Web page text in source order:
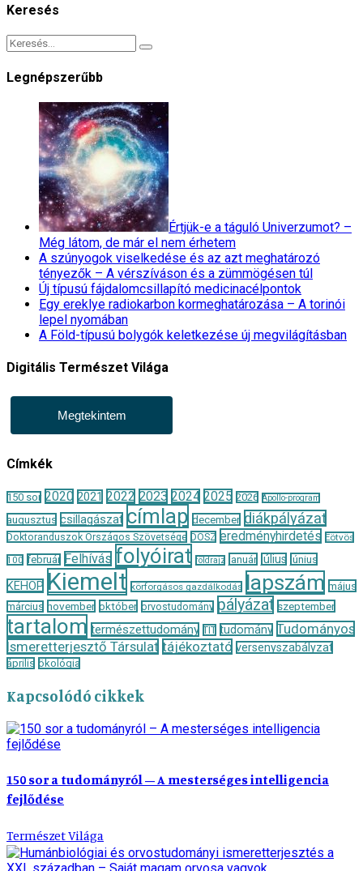
Keresés
Legnépszerűbb
Értjük-e a táguló Univerzumot? –
Még látom, de már el nem érhetem
A szúnyogok viselkedése és az azt meghatározó
tényezők – A vérszíváson és a zümmögésen túl
Új típusú fájdalomcsillapító medicinacélpontok
Egy ereklye radiokarbon kormeghatározása – A torinói
lepel nyomában
A Föld-típusú bolygók keletkezése új megvilágításban
Digitális Természet Világa
Megtekintem
Címkék
150 sor 2020 2021 2022 2023 2024 2025 2026 Apollo-program
augusztus csillagászat címlap december diákpályázat
Doktoranduszok Országos Szövetsége DOSZ eredményhirdetés Eötvös
100 február Felhívás folyóirat földrajz január július június
KEHOP Kiemelt körforgásos gazdálkodás lapszám május
március november október orvostudomány pályázat szeptember
tartalom természettudomány TIT tudomány Tudományos
Ismeretterjesztő Társulat tájékoztató versenyszabályzat
április ökológia
Kapcsolódó cikkek
150 sor a tudományról – A mesterséges intelligencia
fejlődése
Természet Világa